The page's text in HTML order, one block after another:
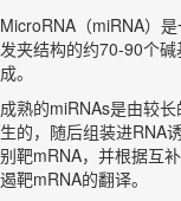
MicroRNA（miRNA）
发夹结构的约70-90个
成。
成熟的miRNAs是由较
生的，随后组装进RNA
别靶mRNA，并根据互
遏靶mRNA的翻译。